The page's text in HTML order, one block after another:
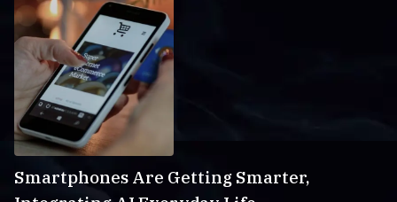
Smartphones Are Getting Smarter,